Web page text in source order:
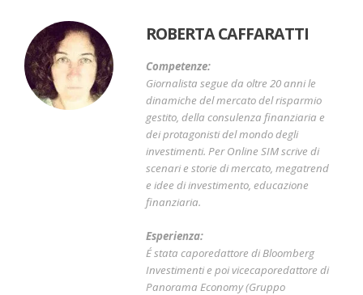
ROBERTA CAFFARATTI
Competenze:
Giornalista segue da oltre 20 anni le
dinamiche del mercato del risparmio
gestito, della consulenza finanziaria e
dei protagonisti del mondo degli
investimenti. Per Online SIM scrive di
scenari e storie di mercato, megatrend
e idee di investimento, educazione
finanziaria.
Esperienza:
É stata caporedattore di Bloomberg
Investimenti e poi vicecaporedattore di
Panorama Economy (Gruppo